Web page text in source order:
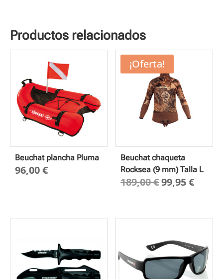
Productos relacionados
Beuchat plancha Pluma
96,00€
¡Oferta!
Beuchat chaqueta
Rocksea (9 mm) Talla L
189,00€El
era:
99,95€El
es: